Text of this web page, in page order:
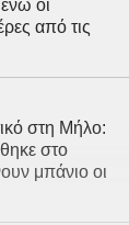
οι
από τις
στη Μήλο:
στο
μπάνιο οι